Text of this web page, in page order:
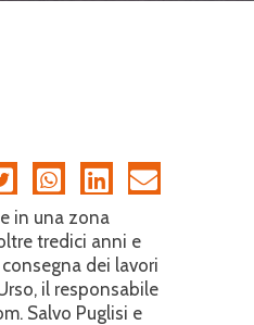
in una zona
tredici anni e
dei lavori
il responsabile
Salvo Puglisi e